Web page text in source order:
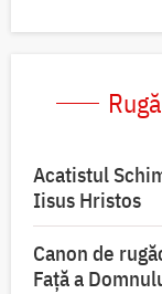
Acatistul
Iisus Hristos
Canon de
Faţă a